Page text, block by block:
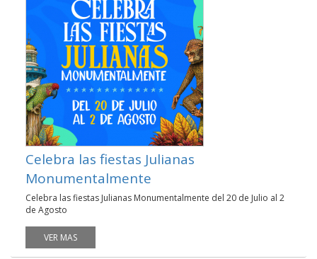
Celebra las fiestas Julianas
Monumentalmente
Celebra las fiestas Julianas Monumentalmente del 20 de Julio al 2
de Agosto
VER MAS